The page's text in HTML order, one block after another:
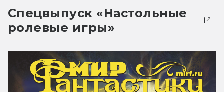
Спецвыпуск «Настольные
ролевые игры»